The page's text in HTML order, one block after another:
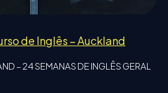
de Inglês – Auckland
– 24 SEMANAS DE INGLÊS GERAL